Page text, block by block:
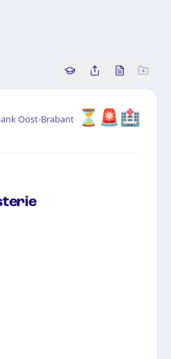
Copy source
Share this
Bekijk
⏳ 🚨🏥
Oost-Brabant·